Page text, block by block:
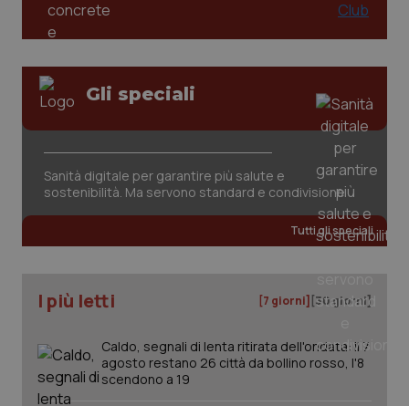
Gli speciali
Sanità digitale per garantire più salute e
sostenibilità. Ma servono standard e condivisione
Tutti gli speciali
I più letti [7 giorni] [30 giorni]
Caldo, segnali di lenta ritirata dell'ondata: il 7
agosto restano 26 città da bollino rosso, l'8
scendono a 19
tracking-enable
tracking-sites-ironfish-
www.quotidianosanita.it